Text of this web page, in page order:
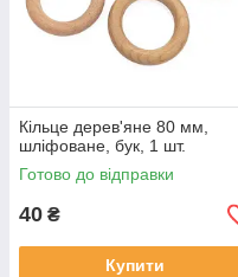
Кільце дерев'яне 80 мм,
шліфоване, бук, 1 шт.
Готово до відправки
40 ₴
Купити